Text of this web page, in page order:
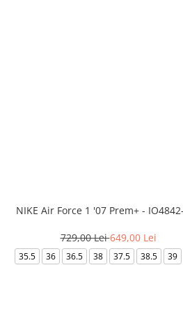
NIKE Air Force 1 '07 Prem+ -
729,00 Lei649,00 Lei
35.5 36 36.5 38 37.5 38.5 39